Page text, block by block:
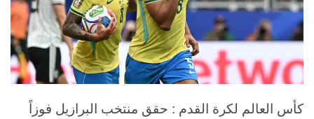
كأس العالم لكرة القدم : حقق منتخب البرازيل فوزاً